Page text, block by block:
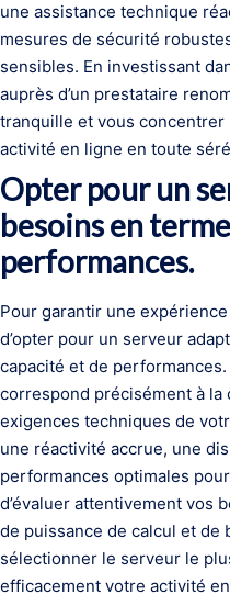
une assistance technique
mesures de sécurité
sensibles. En investissant
auprès d’un prestataire
tranquille et vous
activité en ligne en toute
Opter pour un
besoins en
performances.
Pour garantir une
d’opter pour un serveur
capacité et de
correspond précisément à la
exigences techniques de
une réactivité accrue, une
performances optimales
d’évaluer attentivement vos
de puissance de calcul et de
sélectionner le serveur le
efficacement votre activité